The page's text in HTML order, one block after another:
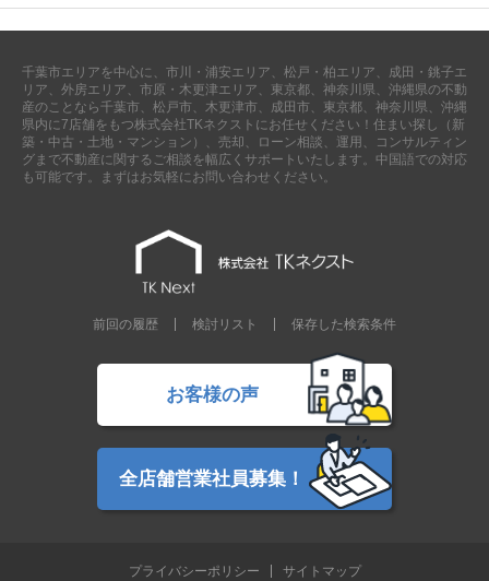
千葉市エリアを中心に、市川・浦安エリア、松戸・柏エリア、成田・銚子エ
リア、外房エリア、市原・木更津エリア、東京都、神奈川県、沖縄県の不動
産のことなら千葉市、松戸市、木更津市、成田市、東京都、神奈川県、沖縄
県内に7店舗をもつ株式会社TKネクストにお任せください！住まい探し（新
築・中古・土地・マンション）、売却、ローン相談、運用、コンサルティン
グまで不動産に関するご相談を幅広くサポートいたします。中国語での対応
も可能です。まずはお気軽にお問い合わせください。
前回の履歴 検討リスト 保存した検索条件
お客様の声
全店舗営業社員募集！
プライバシーポリシー サイトマップ